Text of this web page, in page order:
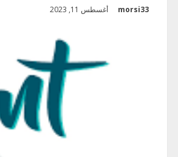
morsi33 أغسطس 11, 2023